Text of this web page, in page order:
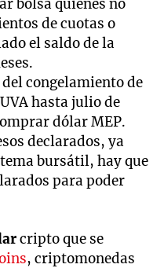
bolsa quienes no
de cuotas o
el saldo de la
congelamiento de
hasta julio de
dólar MEP.
declarados, ya
bursátil, hay que
para poder
cripto que se
, criptomonedas